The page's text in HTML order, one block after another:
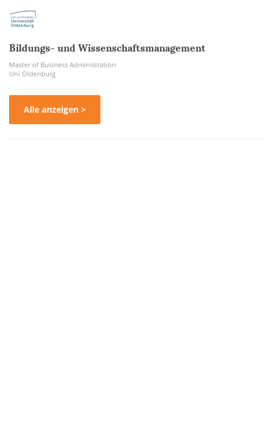
Bildungs- und Wissenschaftsmanagement
Master of Business Administration
Uni Oldenburg
Alle anzeigen >